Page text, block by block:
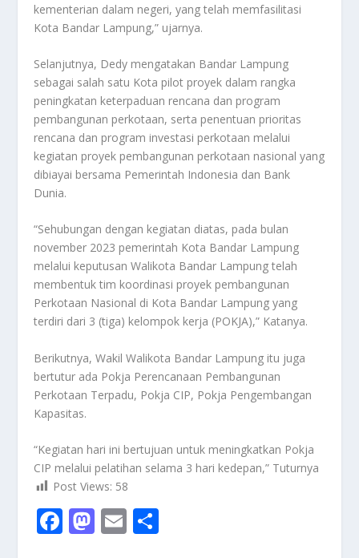
kementerian dalam negeri, yang telah memfasilitasi
Kota Bandar Lampung,” ujarnya.
Selanjutnya, Dedy mengatakan Bandar Lampung
sebagai salah satu Kota pilot proyek dalam rangka
peningkatan keterpaduan rencana dan program
pembangunan perkotaan, serta penentuan prioritas
rencana dan program investasi perkotaan melalui
kegiatan proyek pembangunan perkotaan nasional yang
dibiayai bersama Pemerintah Indonesia dan Bank
Dunia.
“Sehubungan dengan kegiatan diatas, pada bulan
november 2023 pemerintah Kota Bandar Lampung
melalui keputusan Walikota Bandar Lampung telah
membentuk tim koordinasi proyek pembangunan
Perkotaan Nasional di Kota Bandar Lampung yang
terdiri dari 3 (tiga) kelompok kerja (POKJA),” Katanya.
Berikutnya, Wakil Walikota Bandar Lampung itu juga
bertutur ada Pokja Perencanaan Pembangunan
Perkotaan Terpadu, Pokja CIP, Pokja Pengembangan
Kapasitas.
“Kegiatan hari ini bertujuan untuk meningkatkan Pokja
CIP melalui pelatihan selama 3 hari kedepan,” Tuturnya
Post Views: 58
F M E